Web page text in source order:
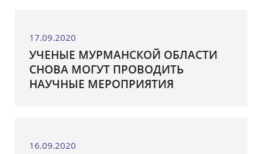
17.09.2020
УЧЕНЫЕ МУРМАНСКОЙ ОБЛАСТИ
СНОВА МОГУТ ПРОВОДИТЬ
НАУЧНЫЕ МЕРОПРИЯТИЯ
16.09.2020